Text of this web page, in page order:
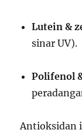
Lutein &
sinar UV).
Polifenol
Antioksidan